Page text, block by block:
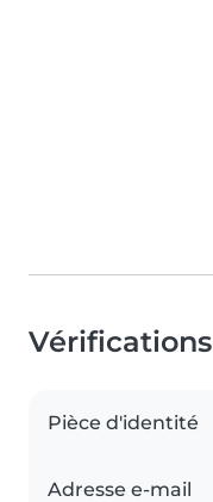
Vérifications
Pièce d'identité
Adresse e-mail